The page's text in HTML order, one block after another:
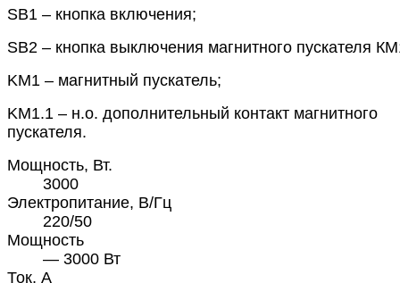
SB1 – кнопка включения;
SB2 – кнопка выключения магнитного пускателя
KM1 – магнитный пускатель;
KM1.1 – н.о. дополнительный контакт магнитного
пускателя.
Мощность, Вт.
3000
Электропитание, В/Гц
220/50
Мощность
— 3000 Вт
Ток, А